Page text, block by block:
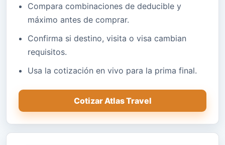
Compara combinaciones de deducible y
máximo antes de comprar.
Confirma si destino, visita o visa cambian
requisitos.
Usa la cotización en vivo para la prima final.
Cotizar Atlas Travel